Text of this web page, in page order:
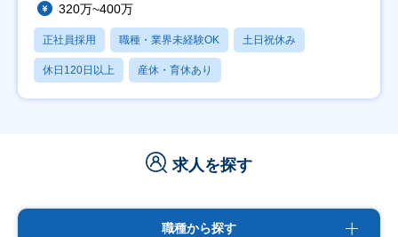
320万~400万
正社員採用 職種・業界未経験OK 土日祝休み
休日120日以上 産休・育休あり
求人を探す
職種から探す